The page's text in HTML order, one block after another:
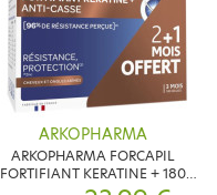
ARKOPHARMA
ARKOPHARMA FORCAPIL
FORTIFIANT KERATINE + 180
GÉLULES